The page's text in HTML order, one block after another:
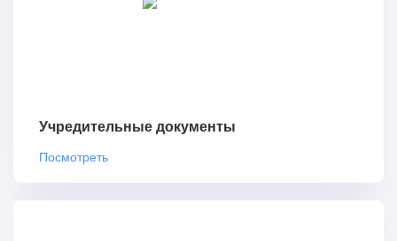
Учредительные документы
Посмотреть